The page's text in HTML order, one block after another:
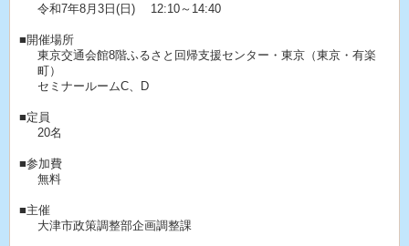
令和7年8月3日(日) 12:10～14:40
■開催場所
東京交通会館8階ふるさと回帰支援センター・東京（東京・有楽
町）
セミナールームC、D
■定員
20名
■参加費
無料
■主催
大津市政策調整部企画調整課